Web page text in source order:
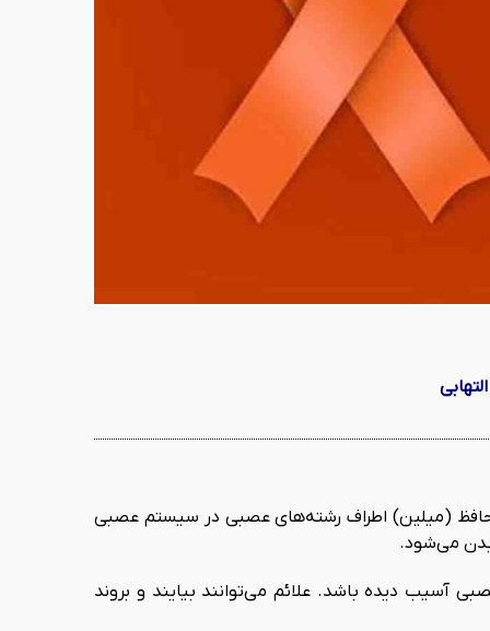
(میلین) اطراف رشته‌های عصبی در سیستم عصبی
بدن می‌شود.
آسیب دیده باشد. علائم می‌توانند بیایند و بروند